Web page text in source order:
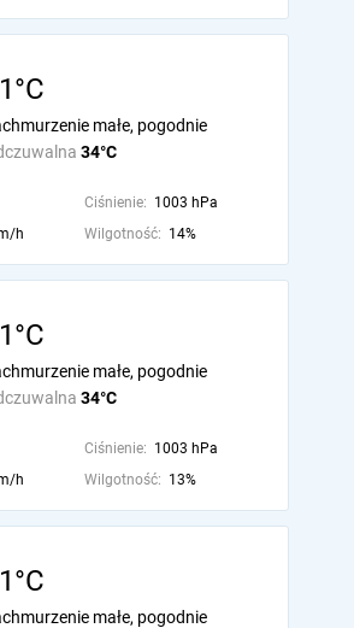
34°C
małe, pogodnie
Ciśnienie: 1003 hPa
h Wilgotność: 14%
34°C
małe, pogodnie
Ciśnienie: 1003 hPa
h Wilgotność: 13%
małe, pogodnie